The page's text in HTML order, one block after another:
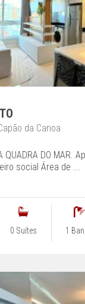
da Canoa
QUADRA DO MAR.
social Área de ...
0 Suítes 1